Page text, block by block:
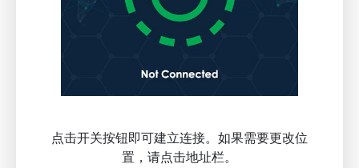
点击开关按钮即可建立连接。如果需要更改位
置，请点击地址栏。